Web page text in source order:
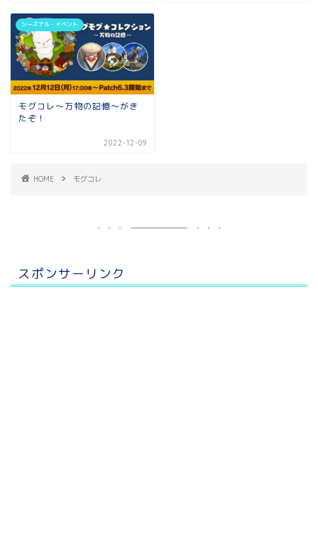
シーズナル・イベント
モグコレ～万物の記憶～がき
たぞ！
2022-12-09
HOME モグコレ
スポンサーリンク